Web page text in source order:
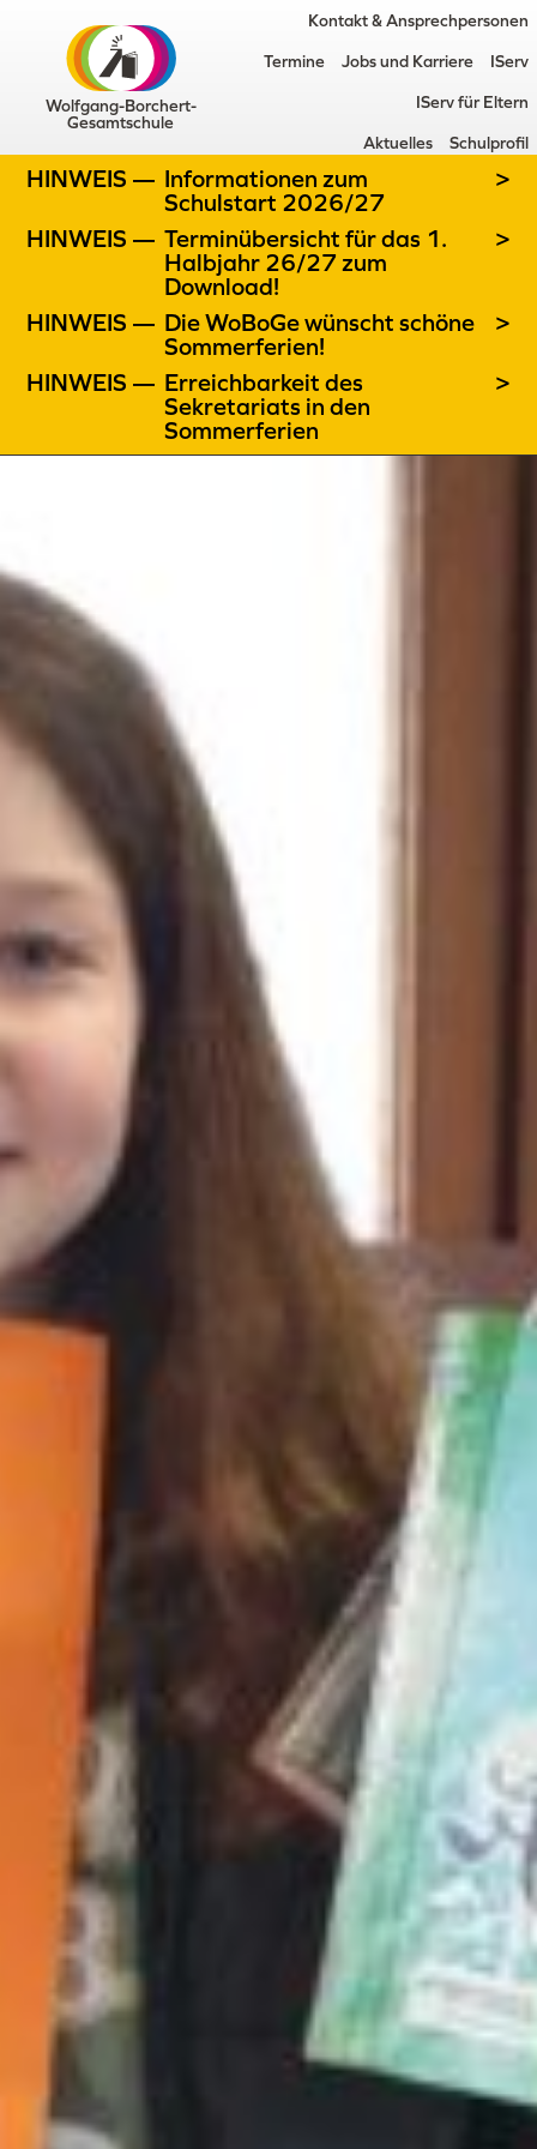
Wolfgang-Borchert-
Gesamtschule
Kontakt & Ansprechpersonen
Termine Jobs und Karriere IServ
IServ für Eltern
Aktuelles Schulprofil
HINWEIS — Informationen zum
Schulstart 2026/27
>
HINWEIS — Terminübersicht für das 1.
Halbjahr 26/27 zum
Download!
>
HINWEIS — Die WoBoGe wünscht schöne
Sommerferien!
>
HINWEIS — Erreichbarkeit des
Sekretariats in den
Sommerferien
>